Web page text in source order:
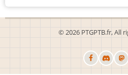
© 2026 PTGPTB.fr, All